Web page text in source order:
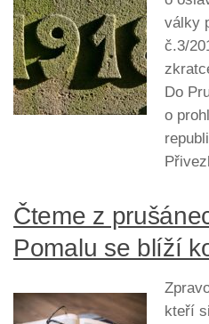
války
č.3/
Do
o
Čteme z
Pomalu se blíží
kteří